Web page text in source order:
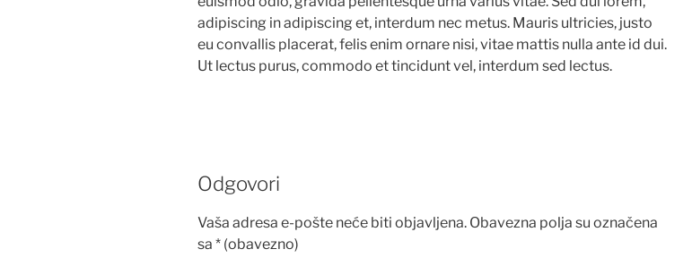
adipiscing in adipiscing et, interdum nec metus. Mauris ultricies, justo
eu convallis placerat, felis enim ornare nisi, vitae mattis nulla ante id dui.
Ut lectus purus, commodo et tincidunt vel, interdum sed lectus.
Odgovori
Vaša adresa e-pošte neće biti objavljena. Obavezna polja su označena
sa * (obavezno)